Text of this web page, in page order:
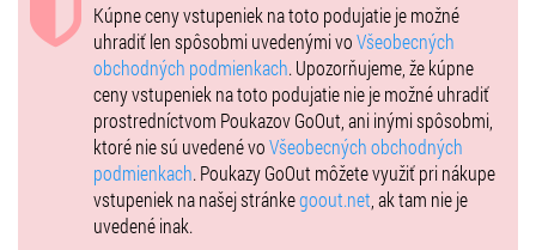
Kúpne ceny vstupeniek na toto podujatie je možné
uhradiť len spôsobmi uvedenými voVšeobecných
obchodných podmienkach. Upozorňujeme, že kúpne
ceny vstupeniek na toto podujatie nie je možné uhradiť
prostredníctvom Poukazov GoOut, ani inými spôsobmi,
ktoré nie sú uvedené voVšeobecných obchodných
podmienkach. Poukazy GoOut môžete využiť pri nákupe
vstupeniek na našej stránkegoout.net , ak tam nie je
uvedené inak.